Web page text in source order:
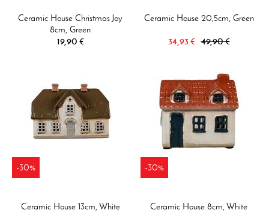
Ceramic House Christmas Joy
8cm, Green
19,90 €
Ceramic House 20,5cm, Green
34,93 € 49,90 €
-30%
Ceramic House 13cm, White
-30%
Ceramic House 8cm, White